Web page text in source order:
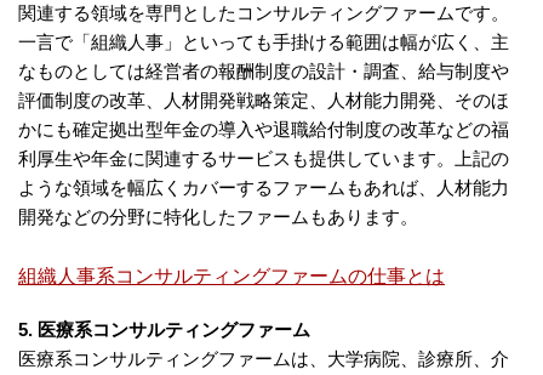
関連する領域を専門としたコンサルティングファームです。
一言で「組織人事」といっても手掛ける範囲は幅が広く、主
なものとしては経営者の報酬制度の設計・調査、給与制度や
評価制度の改革、人材開発戦略策定、人材能力開発、そのほ
かにも確定拠出型年金の導入や退職給付制度の改革などの福
利厚生や年金に関連するサービスも提供しています。上記の
ような領域を幅広くカバーするファームもあれば、人材能力
開発などの分野に特化したファームもあります。
組織人事系コンサルティングファームの仕事とは
5. 医療系コンサルティングファーム
医療系コンサルティングファームは、大学病院、診療所、介